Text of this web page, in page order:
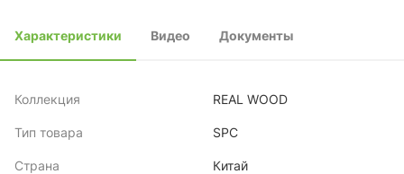
Характеристики Видео Документы
Коллекция REAL WOOD
Тип товара SPC
Страна Китай